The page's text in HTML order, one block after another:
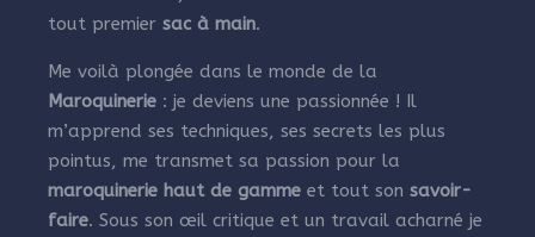
tout premier sac à main.
Me voilà plongée dans le monde de la
Maroquinerie : je deviens une passionnée ! Il
m’apprend ses techniques, ses secrets les plus
pointus, me transmet sa passion pour la
maroquinerie haut de gamme et tout son savoir-
faire. Sous son œil critique et un travail acharné je